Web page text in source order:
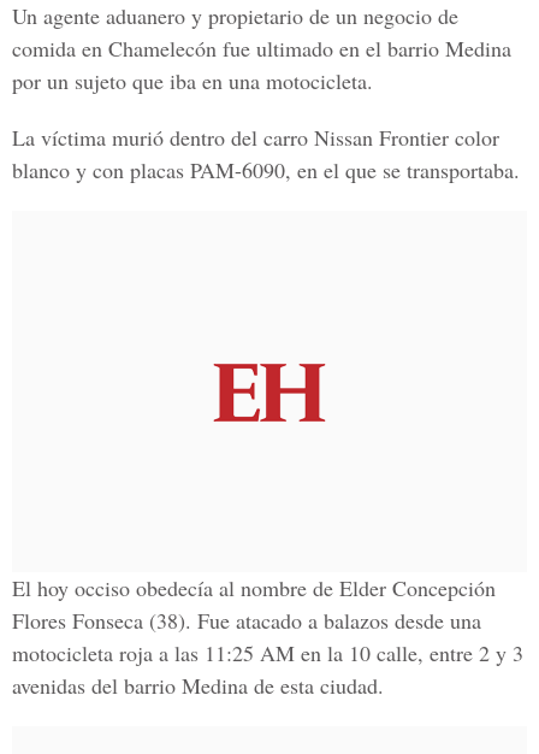
Un agente aduanero y propietario de un negocio de
comida en Chamelecón fue ultimado en el barrio Medina
por un sujeto que iba en una motocicleta.
La víctima murió dentro del carro Nissan Frontier color
blanco y con placas PAM-6090, en el que se transportaba.
El hoy occiso obedecía al nombre de Elder Concepción
Flores Fonseca (38). Fue atacado a balazos desde una
motocicleta roja a las 11:25 AM en la 10 calle, entre 2 y 3
avenidas del barrio Medina de esta ciudad.